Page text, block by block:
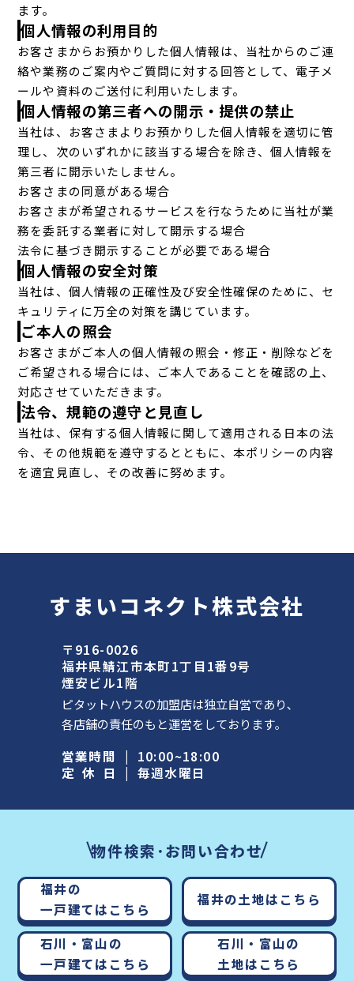
ます。
個人情報の利用目的
お客さまからお預かりした個人情報は、当社からのご連
絡や業務のご案内やご質問に対する回答として、電子メ
ールや資料のご送付に利用いたします。
個人情報の第三者への開示・提供の禁止
当社は、お客さまよりお預かりした個人情報を適切に管
理し、次のいずれかに該当する場合を除き、個人情報を
第三者に開示いたしません。
お客さまの同意がある場合
お客さまが希望されるサービスを行なうために当社が業
務を委託する業者に対して開示する場合
法令に基づき開示することが必要である場合
個人情報の安全対策
当社は、個人情報の正確性及び安全性確保のために、セ
キュリティに万全の対策を講じています。
ご本人の照会
お客さまがご本人の個人情報の照会・修正・削除などを
ご希望される場合には、ご本人であることを確認の上、
対応させていただきます。
法令、規範の遵守と見直し
当社は、保有する個人情報に関して適用される日本の法
令、その他規範を遵守するとともに、本ポリシーの内容
を適宜見直し、その改善に努めます。
すまいコネクト株式会社
〒916-0026
福井県鯖江市本町1丁目1番9号
煙安ビル1階
ピタットハウスの加盟店は独立自営であり､
各店舗の責任のもと運営をしております｡
営業時間 |
10:00~18:00
定休日
| 毎週水曜日
物件検索･お問い合わせ
福井の
一戸建てはこちら
福井の土地はこちら
石川・富山の
一戸建てはこちら
石川・富山の
土地はこちら